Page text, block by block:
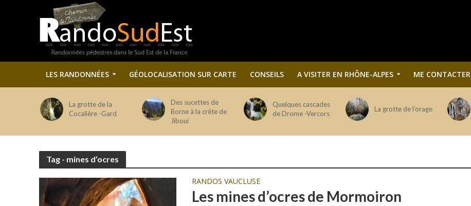
LES RANDONNÉES GÉOLOCALISATION SUR CARTE CONSEILS A VISITER EN RHÔNE-ALPES ME CONTACTER
La grotte de la
Cocalière -Gard
Des sucettes de
Borne à la crête de
Jiboui
Quelques cascades
de Drome -Vercors
La grotte de l’orage
Tag - mines d’ocres
RANDOS VAUCLUSE
Les mines d’ocres de Mormoiron